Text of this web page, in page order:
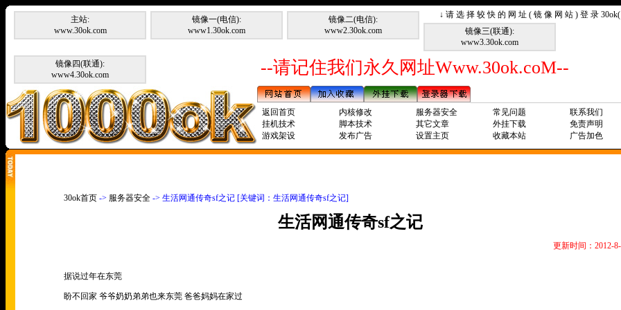
↓ 请 选 择 较 快 的 网 址 ( 镜 像 网 站 ) 登 录
主站:
www.30ok.com
镜像一(电信):
www1.30ok.com
镜像二(电信):
www2.30ok.com
镜像三(联通):
www3.30ok.com
镜像四(联通):
www4.30ok.com
--请记住我们永久网址Www.30ok.coM--
返回首页 内核修改 服务器安全 常见问题
联系我们
挂机技术
脚本技术 其它文章 外挂下载
免责声明
游戏架设
发布广告 设置主页 收藏本站 广告加色
30ok首页 -> 服务器安全 -> 生活网通传奇sf之记 [关键词：生活网通传奇sf之记]
生活网通传奇sf之记
更新时间：2012-
据说过年在东莞
盼不回家 爷爷奶奶弟弟也来东莞 爸爸妈妈在家过